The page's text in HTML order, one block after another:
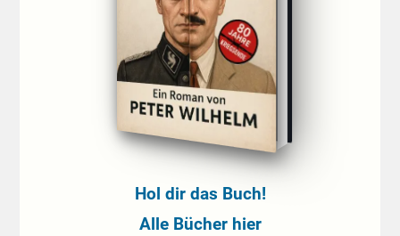
Hol dir das Buch!
Alle Bücher hier